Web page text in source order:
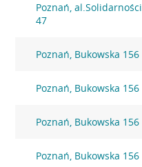
Poznań, al.Solidarności
47
Poznań, Bukowska 156
Poznań, Bukowska 156
Poznań, Bukowska 156
Poznań, Bukowska 156